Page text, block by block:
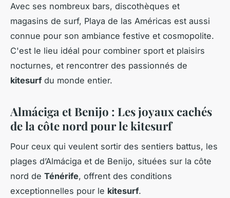
Avec ses nombreux bars, discothèques et
magasins de surf, Playa de las Américas est aussi
connue pour son ambiance festive et cosmopolite.
C'est le lieu idéal pour combiner sport et plaisirs
nocturnes, et rencontrer des passionnés de
kitesurfdu monde entier.
Almáciga et Benijo : Les joyaux cachés
de la côte nord pour le kitesurf
Pour ceux qui veulent sortir des sentiers battus, les
plages d’Almáciga et de Benijo, situées sur la côte
nord de Ténérife, offrent des conditions
exceptionnelles pour le kitesurf.